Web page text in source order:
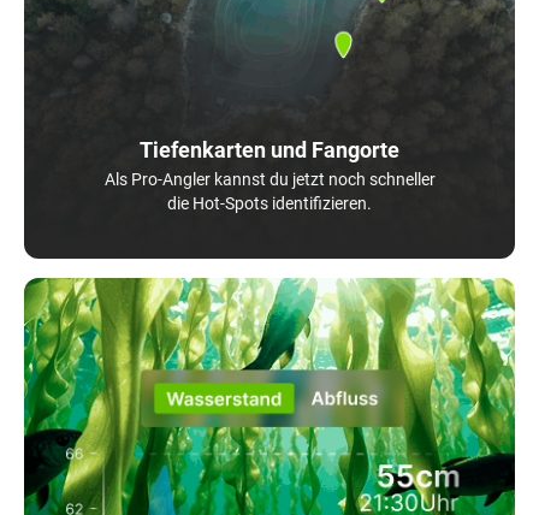
Tiefenkarten und Fangorte
Als Pro-Angler kannst du jetzt noch schneller
die Hot-Spots identifizieren.